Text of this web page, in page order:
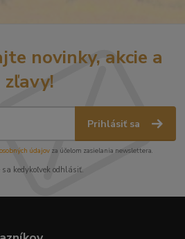
novinky, akcie a
zľavy!
Prihlásiť sa
údajov za účelom zasielania newslettera.
sa kedykoľvek odhlásiť.